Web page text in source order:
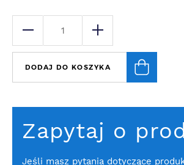
DODAJ DO KOSZYKA
Zapytaj o
Jeśli masz pytania dotyczące